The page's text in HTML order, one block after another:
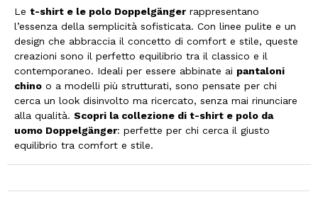
Le t-shirt e le polo Doppelgänger rappresentano
l’essenza della semplicità sofisticata. Con linee pulite e un
design che abbraccia il concetto di comfort e stile, queste
creazioni sono il perfetto equilibrio tra il classico e il
contemporaneo. Ideali per essere abbinate ai pantaloni
chino o a modelli più strutturati, sono pensate per chi
cerca un look disinvolto ma ricercato, senza mai rinunciare
alla qualità. Scopri la collezione di t-shirt e polo da
uomo Doppelgänger: perfette per chi cerca il giusto
equilibrio tra comfort e stile.